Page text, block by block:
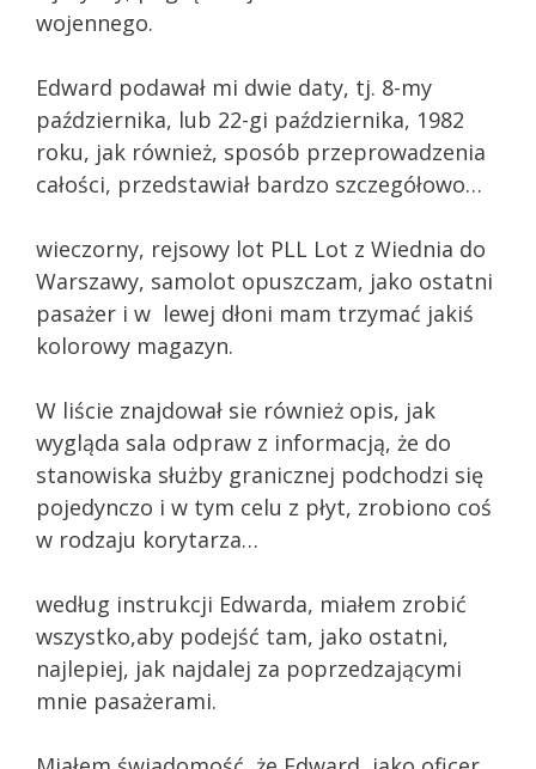
wojennego.
Edward podawał mi dwie daty, tj. 8-my
października, lub 22-gi października, 1982
roku, jak również, sposób przeprowadzenia
całości, przedstawiał bardzo szczegółowo…
wieczorny, rejsowy lot PLL Lot z Wiednia do
Warszawy, samolot opuszczam, jako ostatni
pasażer i w lewej dłoni mam trzymać jakiś
kolorowy magazyn.
W liście znajdował sie również opis, jak
wygląda sala odpraw z informacją, że do
stanowiska służby granicznej podchodzi się
pojedynczo i w tym celu z płyt, zrobiono coś
w rodzaju korytarza…
według instrukcji Edwarda, miałem zrobić
wszystko,aby podejść tam, jako ostatni,
najlepiej, jak najdalej za poprzedzającymi
mnie pasażerami.